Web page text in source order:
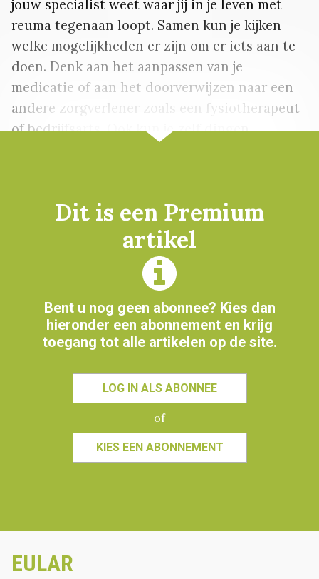
jouw specialist weet waar jij in je leven met
reuma tegenaan loopt. Samen kun je kijken
welke mogelijkheden er zijn om er iets aan te
doen. Denk aan het aanpassen van je
medicatie of aan het doorverwijzen naar een
andere zorgverlener zoals een fysiotherapeut
of bedrijfsarts. Ook kun je zelf dingen
AWARD EULAR
Dit is een Premium
artikel
Bent u nog geen abonnee? Kies dan
hieronder een abonnement en krijg
toegang tot alle artikelen op de site.
LOG IN ALS ABONNEE
of
KIES EEN ABONNEMENT
EULAR